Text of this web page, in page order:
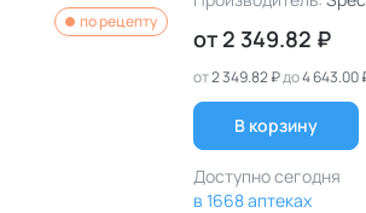
по рецепту
от 2 349.82 ₽
от2 349.82 ₽до4 643.00
В корзину
Доступно сегодня
в 1668 аптеках